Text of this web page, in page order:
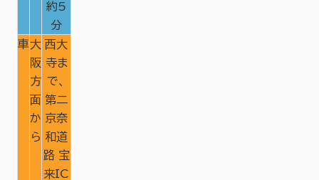
約5
分
車大
阪
方
面
か
ら
西大
寺ま
で、
第二
京奈
和道
路 宝
来IC